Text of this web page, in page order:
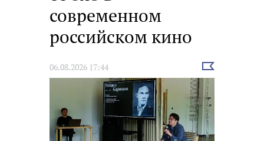
современном
российском кино
06.08.2026 17:44
Выбрать
новость